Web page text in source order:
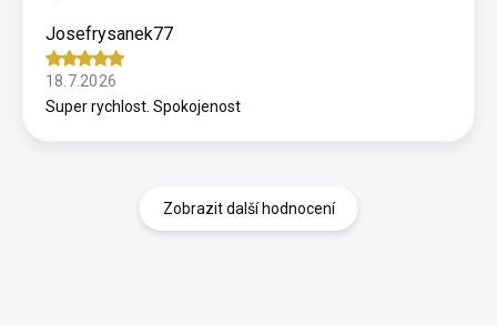
Josefrysanek77
18.7.2026
Super rychlost. Spokojenost
Zobrazit další hodnocení